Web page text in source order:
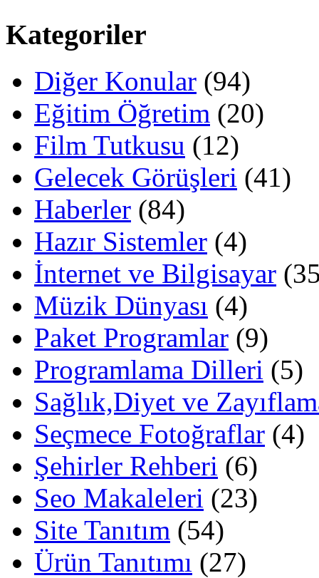
Kategoriler
Diğer Konular (94)
Eğitim Öğretim (20)
Film Tutkusu (12)
Gelecek Görüşleri (41)
Haberler (84)
Hazır Sistemler (4)
İnternet ve Bilgisayar
Müzik Dünyası (4)
Paket Programlar (9)
Programlama Dilleri (5)
Sağlık,Diyet ve
Seçmece Fotoğraflar (4)
Şehirler Rehberi (6)
Seo Makaleleri (23)
Site Tanıtım (54)
Ürün Tanıtımı (27)